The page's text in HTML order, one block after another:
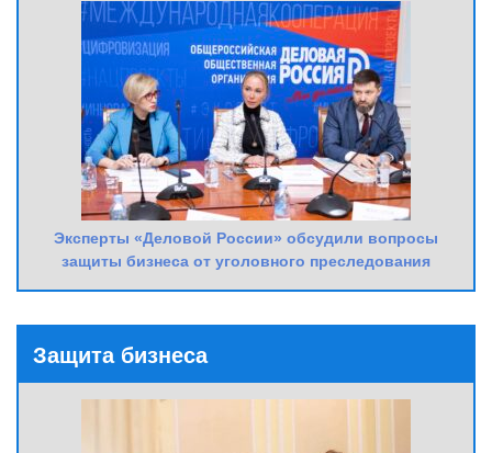
Эксперты «Деловой России» обсудили вопросы
защиты бизнеса от уголовного преследования
Защита бизнеса